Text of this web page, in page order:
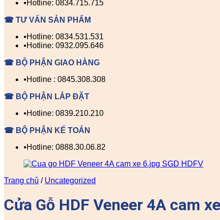
▪️Hotline: 0834.715.715
☎ TƯ VẤN SẢN PHẨM
▪️Hotline: 0834.531.531
▪️Hotline: 0932.095.646
☎ BỘ PHẬN GIAO HÀNG
▪️Hotline : 0845.308.308
☎ BỘ PHẬN LẮP ĐẶT
▪️Hotline: 0839.210.210
☎ BỘ PHẬN KẾ TOÁN
▪️Hotline: 0888.30.06.82
Trang chủ / Uncategorized
Cửa Gỗ HDF Veneer 4A cam